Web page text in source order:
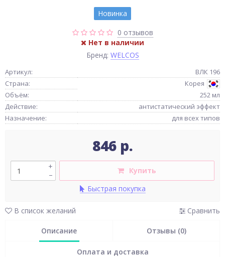
Новинка
0 отзывов
Нет в наличии
Бренд: WELCOS
Артикул:
ВЛК 196
Страна:
Корея
Объём:
252 мл
Действие:
антистатический эффект
Назначение:
для всех типов
846 р.
–
+
Купить
Быстрая покупка
В список желаний Сравнить
Описание Отзывы (0)
Оплата и доставка